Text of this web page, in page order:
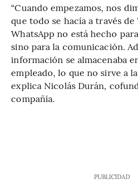
“Cuando empezamos, nos
que todo se hacía a través
WhatsApp no está hecho
sino para la comunicación.
información se almacenaba
empleado, lo que no sirve a la
explica Nicolás Durán,
compañía.
PUBLICIDAD